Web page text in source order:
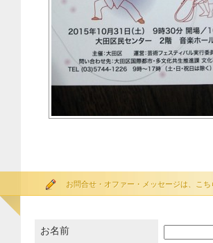
お問合せ・オファー・メッセージは、こ
お名前